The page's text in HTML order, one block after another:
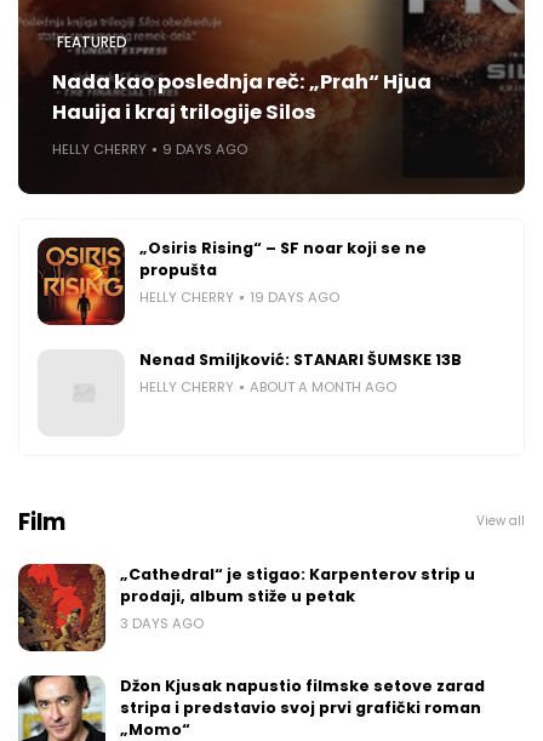
FEATURED
Nada kao poslednja reč: „Prah“ Hjua
Hauija i kraj trilogije Silos
HELLY CHERRY 9 DAYS AGO
„Osiris Rising“ – SF noar koji se ne
propušta
HELLY CHERRY 19 DAYS AGO
Nenad Smiljković: STANARI ŠUMSKE 13B
HELLY CHERRY ABOUT A MONTH AGO
Film View all
„Cathedral“ je stigao: Karpenterov strip u
prodaji, album stiže u petak
3 DAYS AGO
Džon Kjusak napustio filmske setove zarad
stripa i predstavio svoj prvi grafički roman
„Momo“